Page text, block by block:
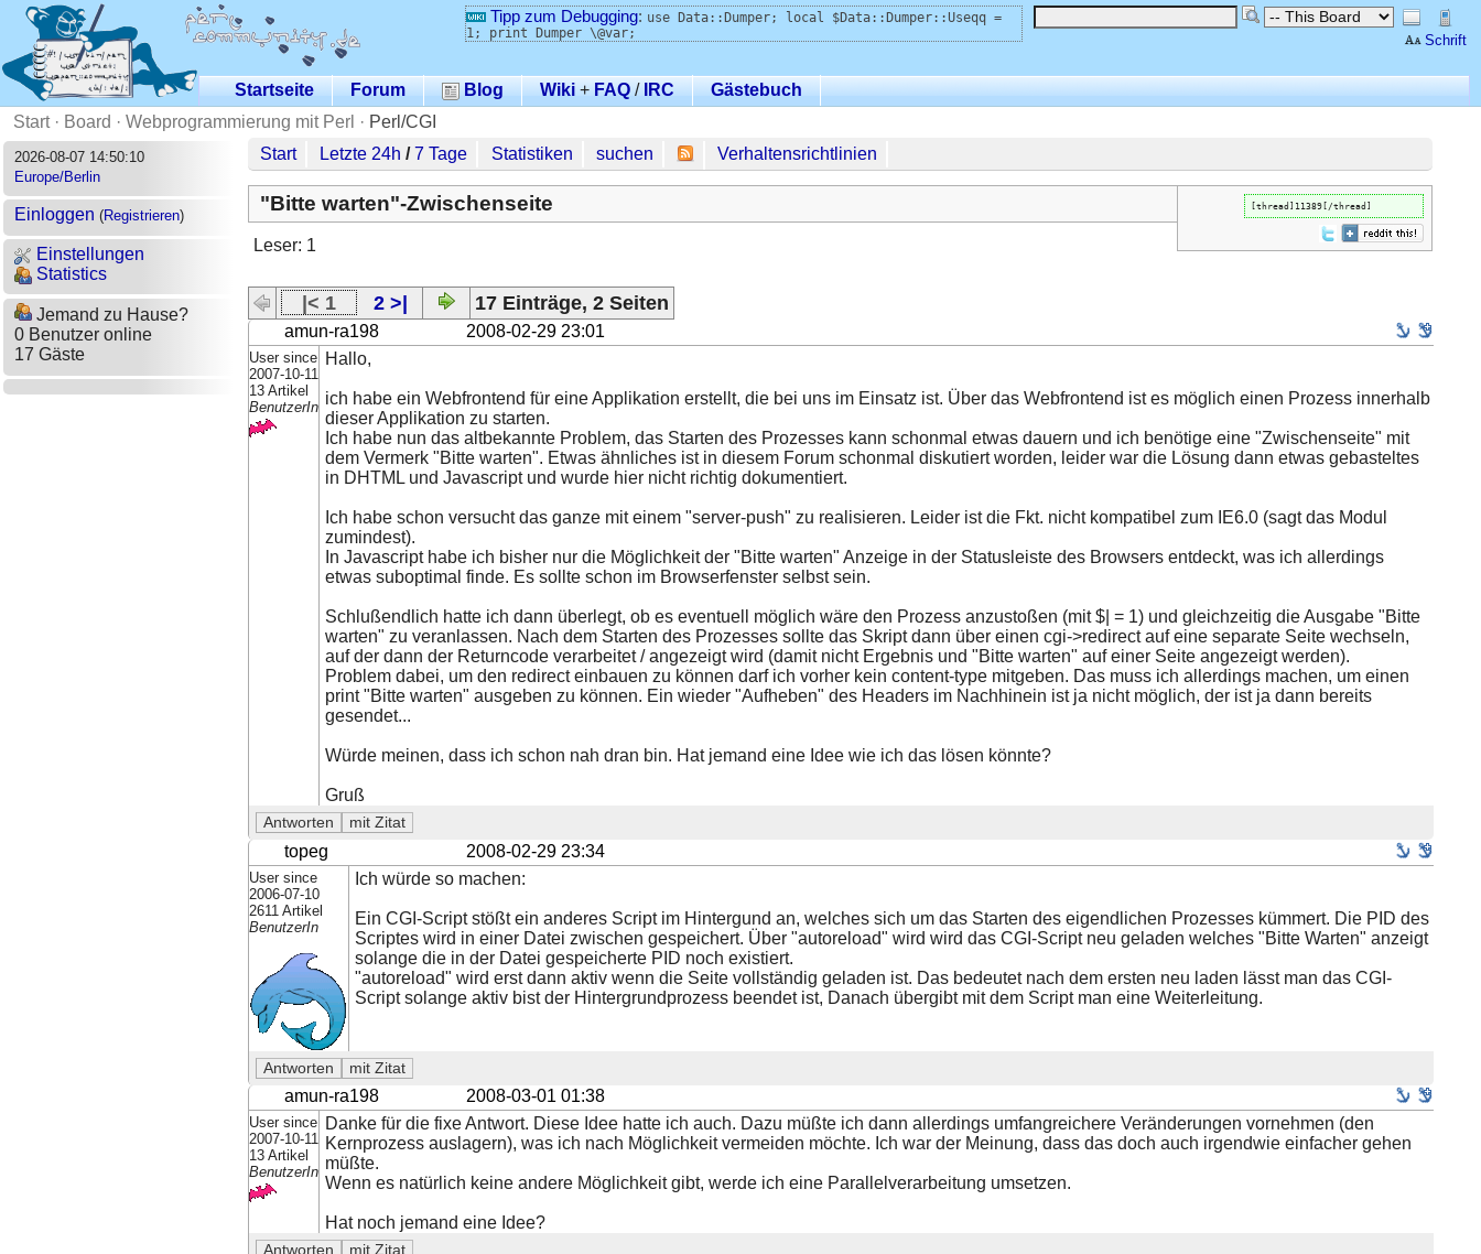
Schrift
Tipp zum Debugging: use Data::Dumper; local $Data::Dumper::Useqq =
1; print Dumper \@var;
Startseite Forum Blog Wiki+ FAQ /IRC
Gästebuch
Start· Board · Webprogrammierung mit Perl · Perl/CGI
2026-08-07 14:50:10
Europe/Berlin
Einloggen (Registrieren)
Einstellungen
Statistics
Jemand zu Hause?
0 Benutzer online
17 Gäste
Start Letzte 24h /7 Tage Statistiken suchen Verhaltensrichtlinien
[thread]11389[/thread]
"Bitte warten"-Zwischenseite
Leser: 1
|< 1 2 >| 17 Einträge, 2 Seiten
amun-ra198 2008-02-29 23:01
User since
2007-10-11
13 Artikel
BenutzerIn
Hallo,
ich habe ein Webfrontend für eine Applikation erstellt, die bei uns im Einsatz ist. Über das Webfrontend ist es möglich einen Prozess innerhalb
dieser Applikation zu starten.
Ich habe nun das altbekannte Problem, das Starten des Prozesses kann schonmal etwas dauern und ich benötige eine "Zwischenseite" mit
dem Vermerk "Bitte warten". Etwas ähnliches ist in diesem Forum schonmal diskutiert worden, leider war die Lösung dann etwas gebasteltes
in DHTML und Javascript und wurde hier nicht richtig dokumentiert.
Ich habe schon versucht das ganze mit einem "server-push" zu realisieren. Leider ist die Fkt. nicht kompatibel zum IE6.0 (sagt das Modul
zumindest).
In Javascript habe ich bisher nur die Möglichkeit der "Bitte warten" Anzeige in der Statusleiste des Browsers entdeckt, was ich allerdings
etwas suboptimal finde. Es sollte schon im Browserfenster selbst sein.
Schlußendlich hatte ich dann überlegt, ob es eventuell möglich wäre den Prozess anzustoßen (mit $| = 1) und gleichzeitig die Ausgabe "Bitte
warten" zu veranlassen. Nach dem Starten des Prozesses sollte das Skript dann über einen cgi->redirect auf eine separate Seite wechseln,
auf der dann der Returncode verarbeitet / angezeigt wird (damit nicht Ergebnis und "Bitte warten" auf einer Seite angezeigt werden).
Problem dabei, um den redirect einbauen zu können darf ich vorher kein content-type mitgeben. Das muss ich allerdings machen, um einen
print "Bitte warten" ausgeben zu können. Ein wieder "Aufheben" des Headers im Nachhinein ist ja nicht möglich, der ist ja dann bereits
gesendet...
Würde meinen, dass ich schon nah dran bin. Hat jemand eine Idee wie ich das lösen könnte?
Gruß
topeg 2008-02-29 23:34
User since
2006-07-10
2611 Artikel
BenutzerIn
Ich würde so machen:
Ein CGI-Script stößt ein anderes Script im Hintergund an, welches sich um das Starten des eigendlichen Prozesses kümmert. Die PID des
Scriptes wird in einer Datei zwischen gespeichert. Über "autoreload" wird wird das CGI-Script neu geladen welches "Bitte Warten" anzeigt
solange die in der Datei gespeicherte PID noch existiert.
"autoreload" wird erst dann aktiv wenn die Seite vollständig geladen ist. Das bedeutet nach dem ersten neu laden lässt man das CGI-
Script solange aktiv bist der Hintergrundprozess beendet ist, Danach übergibt mit dem Script man eine Weiterleitung.
amun-ra198 2008-03-01 01:38
User since
2007-10-11
13 Artikel
BenutzerIn
Danke für die fixe Antwort. Diese Idee hatte ich auch. Dazu müßte ich dann allerdings umfangreichere Veränderungen vornehmen (den
Kernprozess auslagern), was ich nach Möglichkeit vermeiden möchte. Ich war der Meinung, dass das doch auch irgendwie einfacher gehen
müßte.
Wenn es natürlich keine andere Möglichkeit gibt, werde ich eine Parallelverarbeitung umsetzen.
Hat noch jemand eine Idee?